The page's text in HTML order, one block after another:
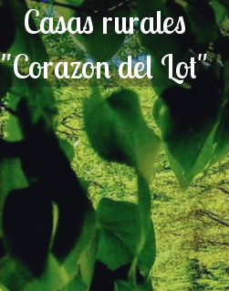
Casas rurales
"Corazon del Lot"